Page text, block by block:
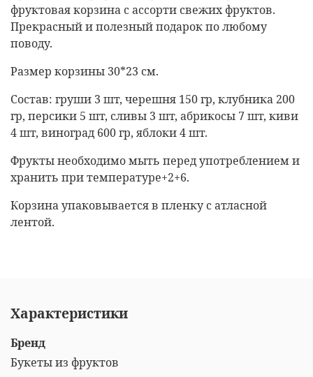
фруктовая корзина с ассорти свежих фруктов.
Прекрасный и полезный подарок по любому
поводу.
Размер корзины 30*23 см.
Состав: груши 3 шт, черешня 150 гр, клубника 200
гр, персики 5 шт, сливы 3 шт, абрикосы 7 шт, киви
4 шт, виноград 600 гр, яблоки 4 шт.
Фрукты необходимо мыть перед употреблением и
хранить при температуре+2+6.
Корзина упаковывается в пленку с атласной
лентой.
Характеристики
Бренд
Букеты из фруктов